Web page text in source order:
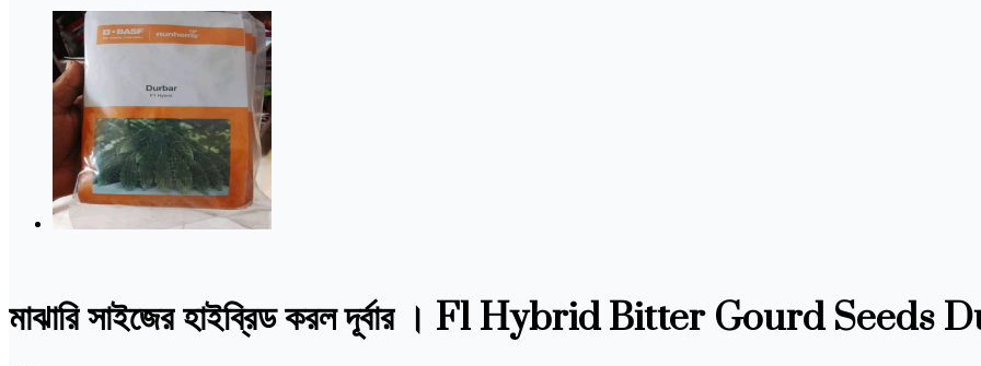
মাঝারি সাইজের হাইব্রিড করল দূর্বার । F1 Hybrid Bitter Gourd Seeds